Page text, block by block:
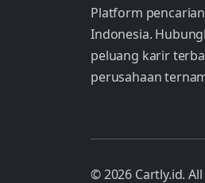
Platform
Indonesia.
peluang karir
perusahaan
© 2026 Cartly.id.